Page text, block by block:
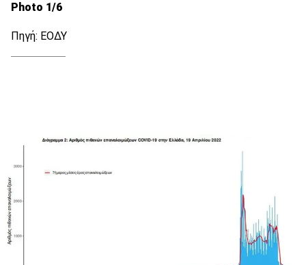
Photo 1/6
Πηγή: ΕΟΔΥ